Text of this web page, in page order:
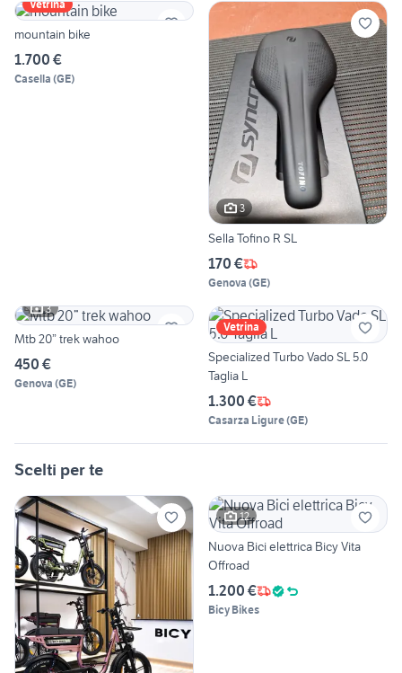
Vetrina
mountain bike
1.700 €
Casella (GE)
3
Sella Tofino R SL
170 €
Genova (GE)
3
Mtb 20” trek wahoo
450 €
Genova (GE)
Vetrina
Specialized Turbo Vado SL 5.0
Taglia L
1.300 €
Casarza Ligure(GE)
Scelti per te
12
Nuova Bici elettrica Bicy Vita
Offroad
1.200 €
Bicy Bikes